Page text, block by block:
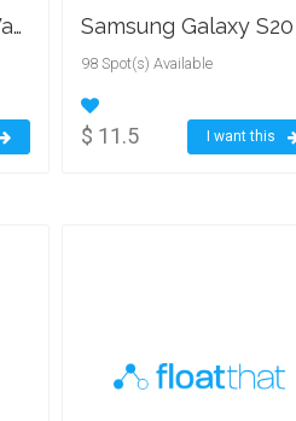
Samsung - Galaxy Watch Smartwatch 42mm Stainless Steel - Midnight Black
98 Spot(s) Available
$ 11.5 I want this